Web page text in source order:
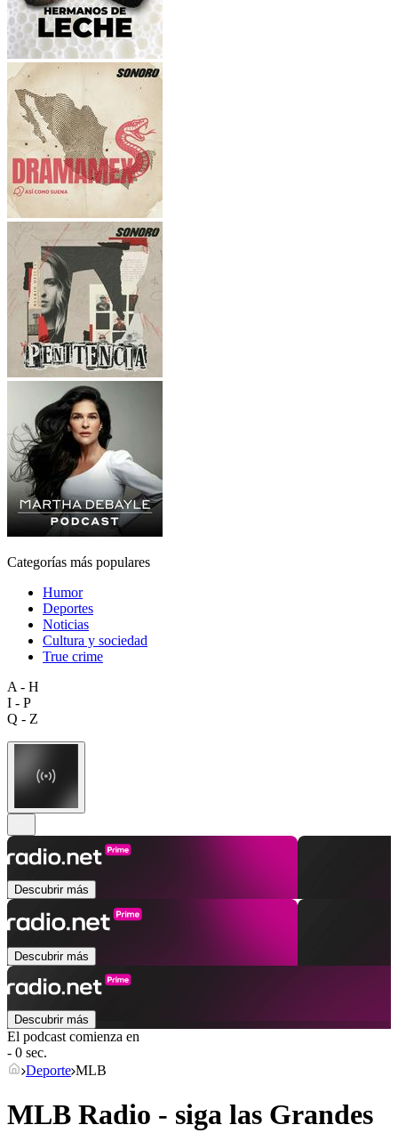
Categorías más populares
Humor
Deportes
Noticias
Cultura y sociedad
True crime
A - H
I - P
Q - Z
Descubrir más
Descubrir más
Descubrir más
El podcast comienza en
- 0 sec.
Deporte MLB
MLB Radio - siga las Grandes